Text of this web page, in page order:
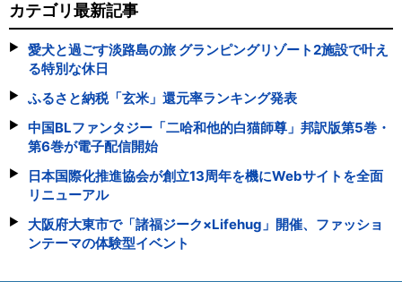
カテゴリ最新記事
愛犬と過ごす淡路島の旅 グランピングリゾート2施設で叶え
る特別な休日
ふるさと納税「玄米」還元率ランキング発表
中国BLファンタジー「二哈和他的白猫師尊」邦訳版第5巻・
第6巻が電子配信開始
日本国際化推進協会が創立13周年を機にWebサイトを全面
リニューアル
大阪府大東市で「諸福ジーク×Lifehug」開催、ファッショ
ンテーマの体験型イベント